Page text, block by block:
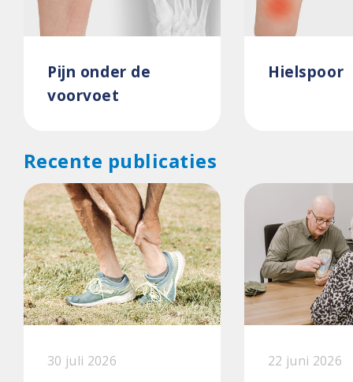
Pijn onder de
voorvoet
Hielspoor
Recente publicaties
30 juli 2026 22 juni 2026